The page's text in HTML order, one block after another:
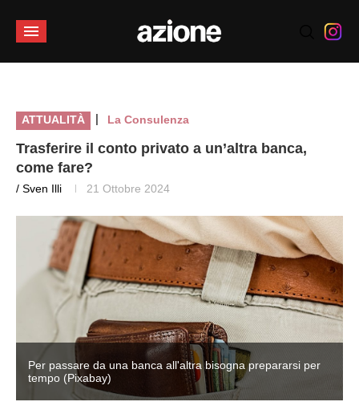
ATTUALITÀ | La Consulenza
Trasferire il conto privato a un’altra banca,
come fare?
/ Sven Illi 21 Ottobre 2024
Per passare da una banca all'altra bisogna prepararsi per
tempo (Pixabay)